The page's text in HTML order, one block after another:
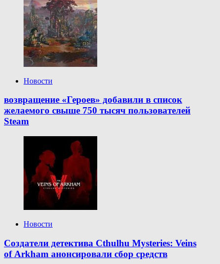
Новости
возвращение «Героев» добавили в список
желаемого свыше 750 тысяч пользователей
Steam
Новости
Создатели детектива Cthulhu Mysteries: Veins
of Arkham анонсировали сбор средств